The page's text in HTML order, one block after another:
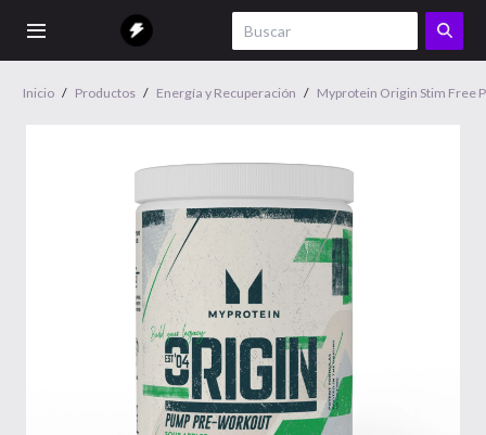
Inicio / Productos / Energía y Recuperación / Myprotein Origin Stim Free